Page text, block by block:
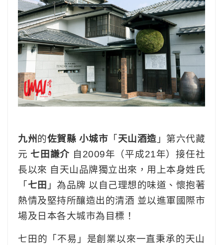
九州的佐賀縣 小城市 「天山酒造 」第六代藏
元 七田謙介 自2009年（平成21年）接任社
長以來 自天山品牌獨立出來，用上本身姓氏
「七田 」為品牌 以自己理想的味道、懷抱著
熱情及堅持所釀造出的清酒 並以進軍國際市
場及日本各大城市為目標！
七田的「不易」是創業以來一直秉承的天山